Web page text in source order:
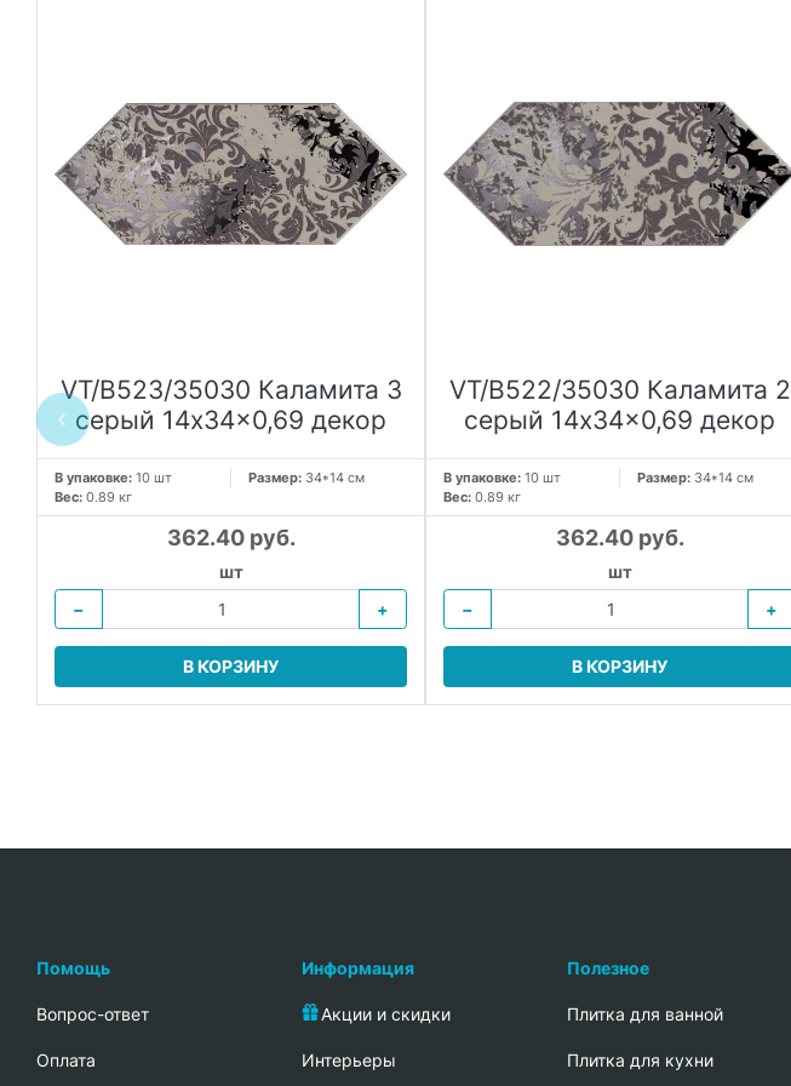
VT/B523/35030 Каламита 3
серый 14x34x0,69 декор
В упаковке: 10 шт Размер: 34*14 см
Вес: 0.89 кг
362.40 руб.
шт
−
+
В КОРЗИНУ
VT/B522/35030 Каламита 2
серый 14x34x0,69 декор
В упаковке: 10 шт Размер: 34*14 см
Вес: 0.89 кг
362.40 руб.
шт
−
+
В КОРЗИНУ
Помощь
Вопрос-ответ
Oплата
Информация
Акции и скидки
Интерьеры
Полезное
Плитка для ванной
Плитка для кухни